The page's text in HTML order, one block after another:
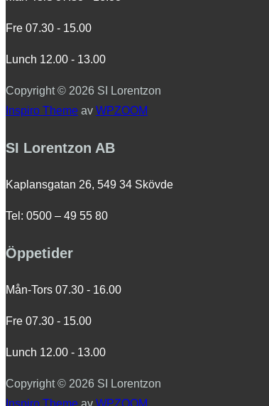
Fre 07.30 - 15.00
Lunch 12.00 - 13.00
Copyright © 2026 SI Lorentzon
Inspiro Theme av WPZOOM
SI Lorentzon AB
Kaplansgatan 26, 549 34 Skövde
Tel: 0500 – 49 55 80
Öppetider
Mån-Tors 07.30 - 16.00
Fre 07.30 - 15.00
Lunch 12.00 - 13.00
Copyright © 2026 SI Lorentzon
Inspiro Theme av WPZOOM